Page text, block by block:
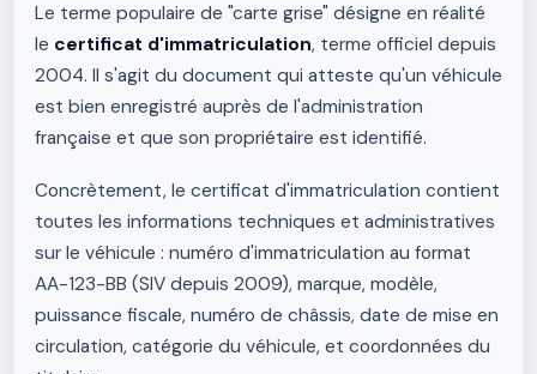
Le terme populaire de "carte grise" désigne en réalité
le certificat d'immatriculation, terme officiel depuis
2004. Il s'agit du document qui atteste qu'un véhicule
est bien enregistré auprès de l'administration
française et que son propriétaire est identifié.
Concrètement, le certificat d'immatriculation contient
toutes les informations techniques et administratives
sur le véhicule : numéro d'immatriculation au format
AA-123-BB (SIV depuis 2009), marque, modèle,
puissance fiscale, numéro de châssis, date de mise en
circulation, catégorie du véhicule, et coordonnées du